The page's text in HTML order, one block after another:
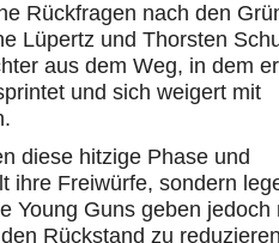
Rückfragen nach den
Lüpertz und Thorsten
aus dem Weg, in dem
und sich weigert mit
diese hitzige Phase und
ihre Freiwürfe, sondern
Young Guns geben jedoch
Rückstand zu